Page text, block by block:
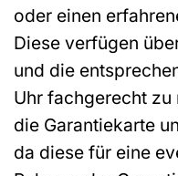
oder einen
Diese verfügen
und die
Uhr fachgerecht zu
die Garantiekarte
da diese für eine